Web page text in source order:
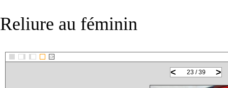
Reliure au féminin
::>
< >
23 / 39